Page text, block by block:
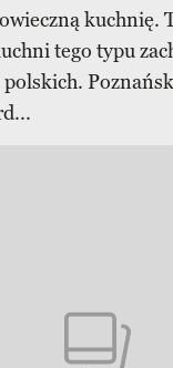
kuchnię.
tego typu